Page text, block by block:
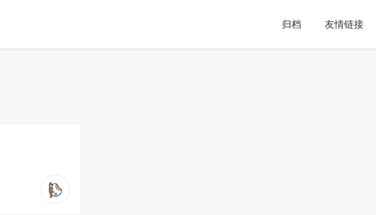
归档 友情链接